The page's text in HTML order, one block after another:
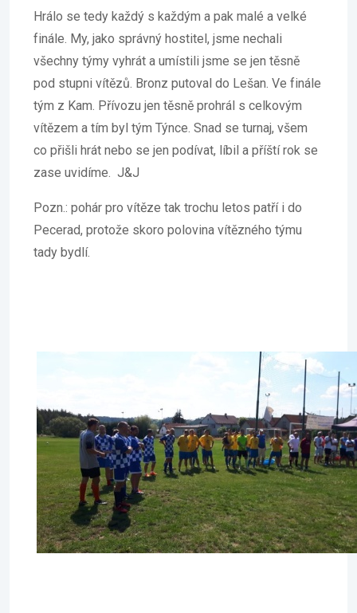
Hrálo se tedy každý s každým a pak malé a velké
finále. My, jako správný hostitel, jsme nechali
všechny týmy vyhrát a umístili jsme se jen těsně
pod stupni vítězů. Bronz putoval do Lešan. Ve finále
tým z Kam. Přívozu jen těsně prohrál s celkovým
vítězem a tím byl tým Týnce. Snad se turnaj, všem
co přišli hrát nebo se jen podívat, líbil a příští rok se
zase uvidíme. J&J
Pozn.: pohár pro vítěze tak trochu letos patří i do
Pecerad, protože skoro polovina vítězného týmu
tady bydlí.